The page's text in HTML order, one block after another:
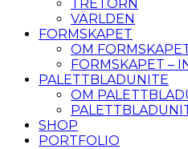
TRETORN
VÄRLDEN
FORMSKAPET
OM
FORMSKAPET –
PALETTBLADUNITE
OM
SHOP
PORTFOLIO